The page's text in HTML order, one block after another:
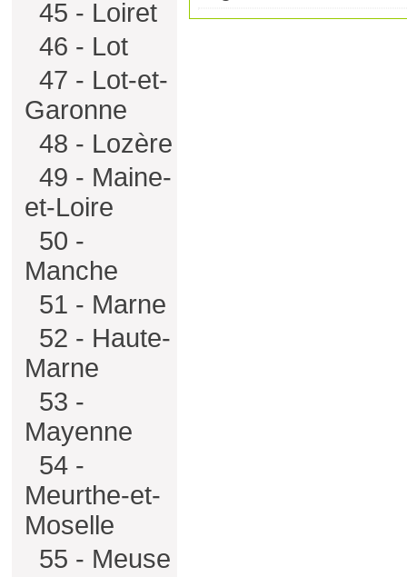
45 - Loiret
46 - Lot
47 - Lot-et-
Garonne
48 - Lozère
49 - Maine-
et-Loire
50 -
Manche
51 - Marne
52 - Haute-
Marne
53 -
Mayenne
54 -
Meurthe-et-
Moselle
55 - Meuse